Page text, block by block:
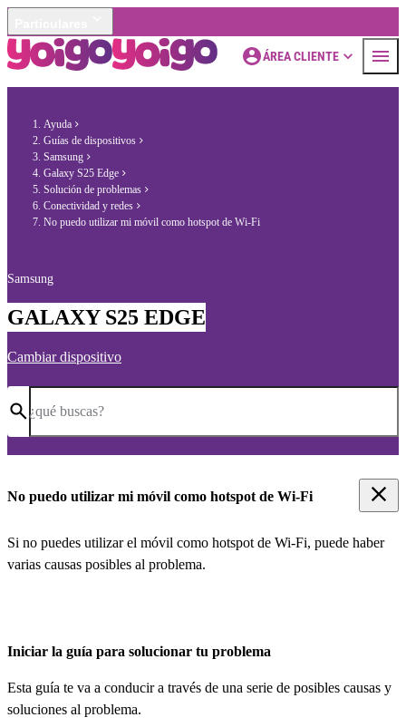
ÁREA CLIENTE
Ayuda
Guías de dispositivos
Samsung
Galaxy S25 Edge
Solución de problemas
Conectividad y redes
No puedo utilizar mi móvil como hotspot de Wi-Fi
Samsung
GALAXY S25 EDGE
Cambiar dispositivo
¿qué buscas?
No puedo utilizar mi móvil como hotspot de Wi-Fi
Si no puedes utilizar el móvil como hotspot de Wi-Fi, puede haber
varias causas posibles al problema.
Iniciar la guía para solucionar tu problema
Esta guía te va a conducir a través de una serie de posibles causas y
soluciones al problema.